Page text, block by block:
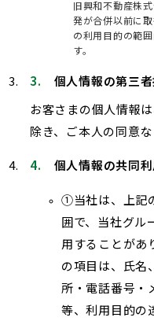
旧興和不動産株
発が合併以前に
の利用目的の範
す。
個人情報の第三
お客さまの個人情報
除き、ご本人の同意
個人情報の共同利
当社は、上記
囲で、当社グル
用することがあ
の項目は、氏名
所・電話番号・
等、利用目的の